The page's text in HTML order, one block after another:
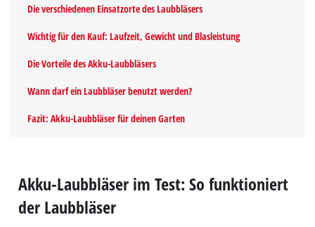
Die verschiedenen Einsatzorte des Laubbläsers
Wichtig für den Kauf: Laufzeit, Gewicht und Blasleistung
Die Vorteile des Akku-Laubbläsers
Wann darf ein Laubbläser benutzt werden?
Fazit: Akku-Laubbläser für deinen Garten
Akku-Laubbläser im Test: So funktioniert
der Laubbläser